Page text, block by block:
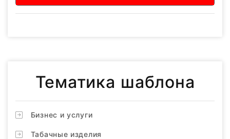
Тематика шаблона
Бизнес и услуги
Табачные изделия